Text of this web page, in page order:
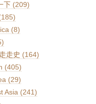
下 (209)
(8)
走史 (164)
(405)
(29)
Asia (241)